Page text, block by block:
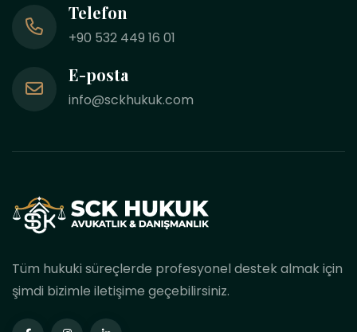
Telefon
+90 532 449 16 01
E-posta
info@sckhukuk.com
Tüm hukuki süreçlerde profesyonel destek almak için
şimdi bizimle iletişime geçebilirsiniz.